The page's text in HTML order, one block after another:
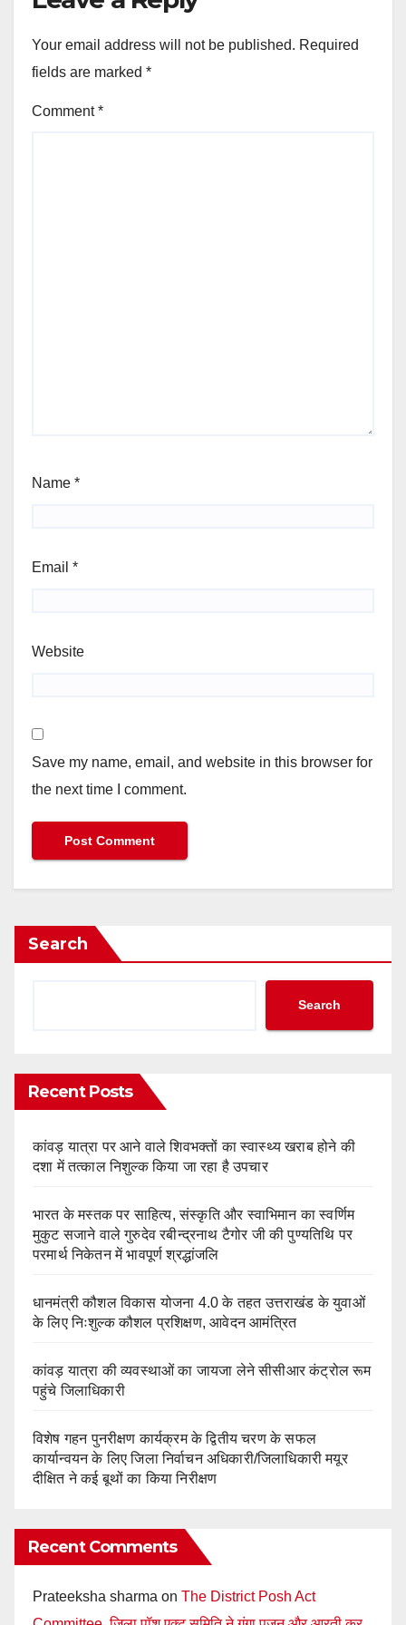
Your email address will not be published. Required
fields are marked *
Comment*
Name *
Email *
Website
Save my name, email, and website in this browser for
the next time I comment.
Search
Search
Recent Posts
कांवड़ यात्रा पर आने वाले शिवभक्तों का स्वास्थ्य खराब होने की
दशा में तत्काल निशुल्क किया जा रहा है उपचार
भारत के मस्तक पर साहित्य, संस्कृति और स्वाभिमान का स्वर्णिम
मुकुट सजाने वाले गुरुदेव रबीन्द्रनाथ टैगोर जी की पुण्यतिथि पर
परमार्थ निकेतन में भावपूर्ण श्रद्धांजलि
धानमंत्री कौशल विकास योजना 4.0 के तहत उत्तराखंड के युवाओं
के लिए निःशुल्क कौशल प्रशिक्षण, आवेदन आमंत्रित
कांवड़ यात्रा की व्यवस्थाओं का जायजा लेने सीसीआर कंट्रोल रूम
पहुंचे जिलाधिकारी
विशेष गहन पुनरीक्षण कार्यक्रम के द्वितीय चरण के सफल
कार्यान्वयन के लिए जिला निर्वाचन अधिकारी/जिलाधिकारी मयूर
दीक्षित ने कई बूथों का किया निरीक्षण
Recent Comments
Prateeksha sharma on The District Posh Act